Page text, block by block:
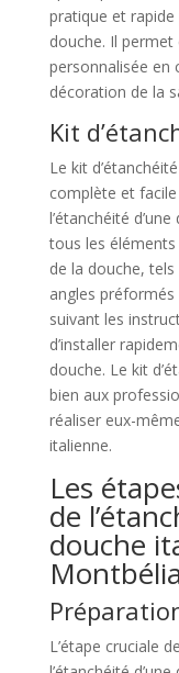
pratique et rapide
douche. Il
personnalisée en
décoration de la
Kit
Le kit
complète et
l’étanchéité
tous les éléments
de la douche, tels
angles préformés
suivant les
d’installer
douche. Le kit
bien aux
réaliser eux-
italienne.
Les
de
douche
L’étape cruciale